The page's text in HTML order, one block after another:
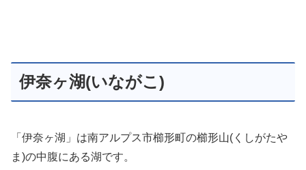
伊奈ヶ湖(いながこ)
「伊奈ヶ湖」は南アルプス市櫛形町の櫛形山(くしがたや
ま)の中腹にある湖です。